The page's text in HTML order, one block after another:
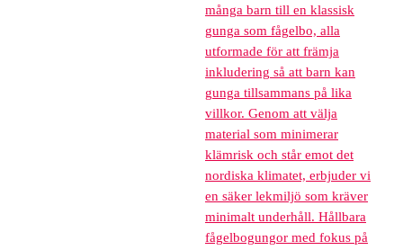
många barn till en klassisk
gunga som fågelbo, alla
utformade för att främja
inkludering så att barn kan
gunga tillsammans på lika
villkor. Genom att välja
material som minimerar
klämrisk och står emot det
nordiska klimatet, erbjuder vi
en säker lekmiljö som kräver
minimalt underhåll. Hållbara
fågelbogungor med fokus på